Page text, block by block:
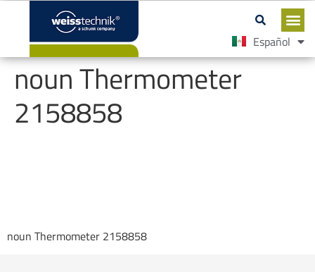
Español
English
noun Thermometer
2158858
noun Thermometer 2158858